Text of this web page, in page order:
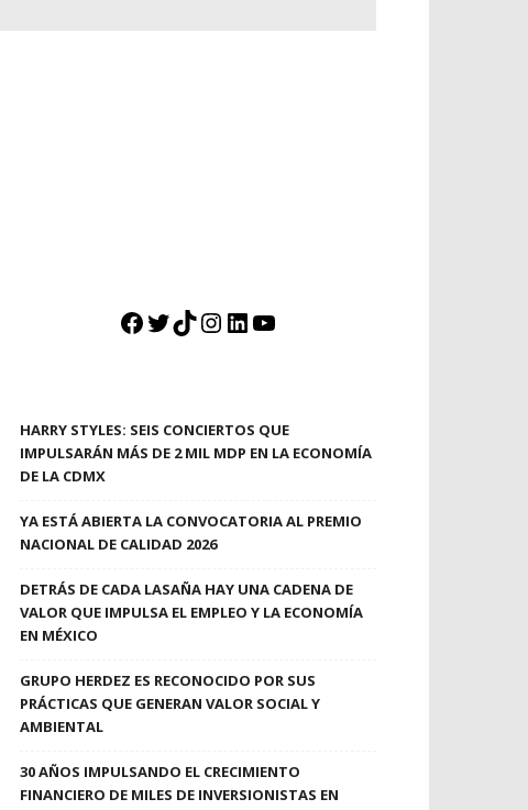
Facebook
Twitter
TikTok
Instagram
LinkedIn
YouTube
HARRY STYLES: SEIS CONCIERTOS QUE
IMPULSARÁN MÁS DE 2 MIL MDP EN LA ECONOMÍA
DE LA CDMX
YA ESTÁ ABIERTA LA CONVOCATORIA AL PREMIO
NACIONAL DE CALIDAD 2026
DETRÁS DE CADA LASAÑA HAY UNA CADENA DE
VALOR QUE IMPULSA EL EMPLEO Y LA ECONOMÍA
EN MÉXICO
GRUPO HERDEZ ES RECONOCIDO POR SUS
PRÁCTICAS QUE GENERAN VALOR SOCIAL Y
AMBIENTAL
30 AÑOS IMPULSANDO EL CRECIMIENTO
FINANCIERO DE MILES DE INVERSIONISTAS EN